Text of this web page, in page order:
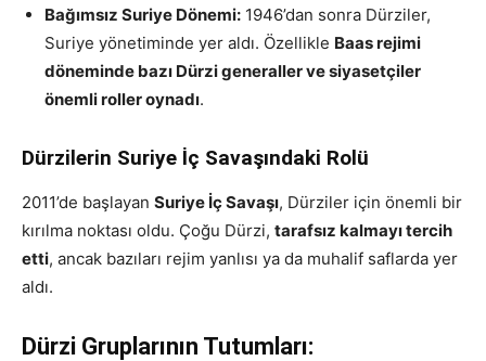
Bağımsız Suriye Dönemi: 1946’dan sonra Dürziler,
Suriye yönetiminde yer aldı. Özellikle Baas rejimi
döneminde bazı Dürzi generaller ve siyasetçiler
önemli roller oynadı.
Dürzilerin Suriye İç Savaşındaki Rolü
2011’de başlayan Suriye İç Savaşı, Dürziler için önemli bir
kırılma noktası oldu. Çoğu Dürzi, tarafsız kalmayı tercih
etti, ancak bazıları rejim yanlısı ya da muhalif saflarda yer
aldı.
Dürzi Gruplarının Tutumları: